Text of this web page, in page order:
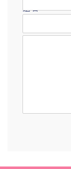
題名